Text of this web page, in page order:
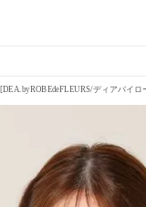
[DEA.byROBEdeFLEURS/ディアバイ